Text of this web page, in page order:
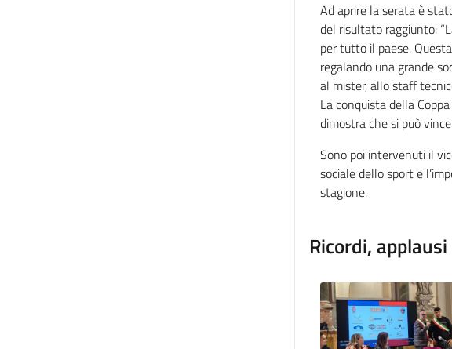
Ad aprire la serata è
del risultato raggiunto:
per tutto il paese.
regalando una grande
al mister, allo staff
La conquista della
dimostra che si può
Sono poi intervenuti il
sociale dello sport e
stagione.
Ricordi,